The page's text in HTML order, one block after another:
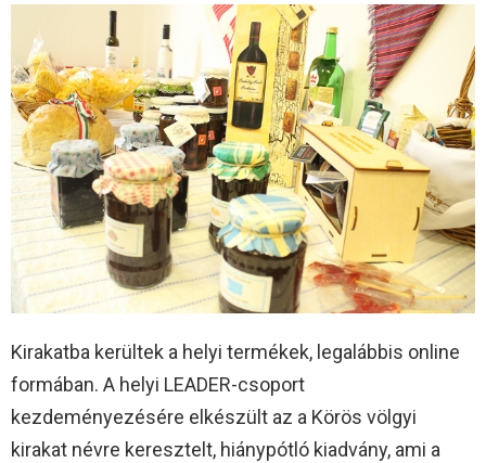
Kirakatba kerültek a helyi termékek, legalábbis online
formában. A helyi LEADER-csoport
kezdeményezésére elkészült az a Körös völgyi
kirakat névre keresztelt, hiánypótló kiadvány, ami a